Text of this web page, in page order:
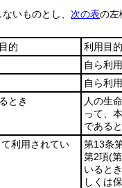
いものとし、 次の表の左
的
利用目
自ら利
自ら利
とき
人の生
って、
である
利用されてい
第13条
第2項(
いると
しくは